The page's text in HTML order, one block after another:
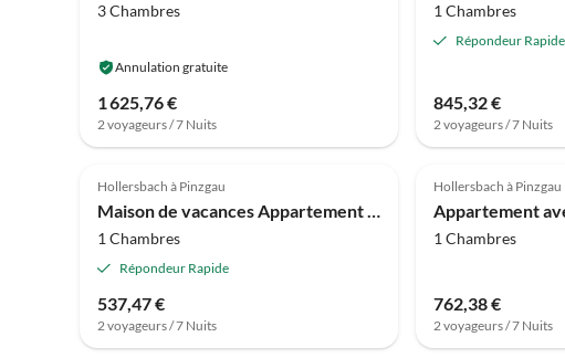
3 Chambres
Annulation gratuite
1 625,76 €
2 voyageurs / 7 Nuits
1 Chambres
Répondeur Rapide
845,32 €
2 voyageurs / 7 Nuits
4.0 (1)
Hollersbach à Pinzgau
Maison de vacances Appartement près remontées mécaniques de Wildkogel
1 Chambres
Répondeur Rapide
537,47 €
2 voyageurs / 7 Nuits
Hollersbach à Pinzgau
1 Chambres
762,38 €
2 voyageurs / 7 Nuits